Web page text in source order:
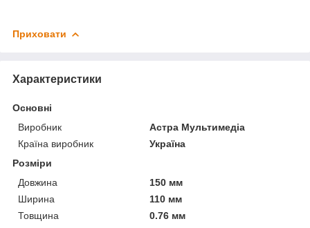
Приховати
Характеристики
Основні
Виробник
Астра Мультимедіа
Країна виробник
Україна
Розміри
Довжина
150 мм
Ширина
110 мм
Товщина
0.76 мм